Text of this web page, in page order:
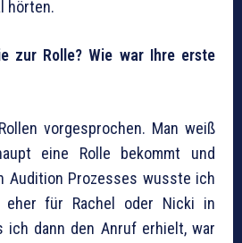
hörten.
zur Rolle? Wie war Ihre erste
vorgesprochen. Man weiß
eine Rolle bekommt und
Audition Prozesses wusste ich
für Rachel oder Nicki in
ich dann den Anruf erhielt, war